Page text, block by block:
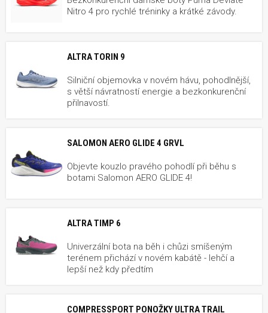
Nitro 4 pro rychlé tréninky a krátké závody.
ALTRA TORIN 9
Silniční objemovka v novém hávu, pohodlnější,
s větší návratností energie a bezkonkurenční
přilnavostí.
SALOMON AERO GLIDE 4 GRVL
Objevte kouzlo pravého pohodlí při běhu s
botami Salomon AERO GLIDE 4!
ALTRA TIMP 6
Univerzální bota na běh i chůzi smíšeným
terénem přichází v novém kabátě - lehčí a
lepší než kdy předtím
COMPRESSPORT PONOŽKY ULTRA TRAIL